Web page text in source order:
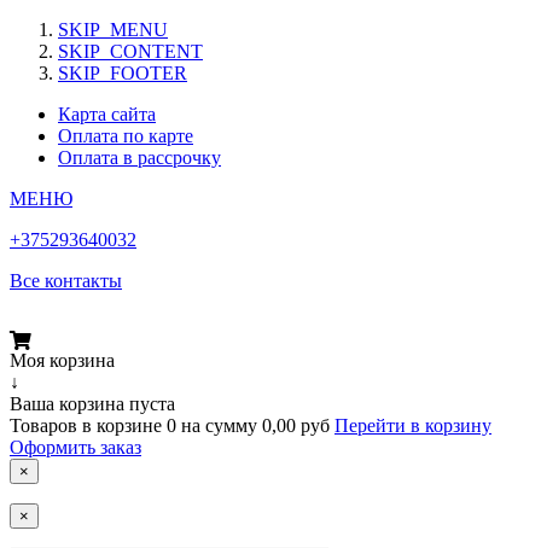
SKIP_MENU
SKIP_CONTENT
SKIP_FOOTER
Карта сайта
Оплата по карте
Оплата в рассрочку
МЕНЮ
+375293640032
Все контакты
Моя корзина
↓
Ваша корзина пуста
Товаров в корзине 0 на сумму 0,00 руб Перейти в корзину
Оформить заказ
×
×